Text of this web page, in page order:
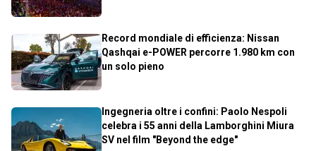
Record mondiale di efficienza: Nissan
Qashqai e-POWER percorre 1.980 km con
un solo pieno
Ingegneria oltre i confini: Paolo Nespoli
celebra i 55 anni della Lamborghini Miura
SV nel film "Beyond the edge"